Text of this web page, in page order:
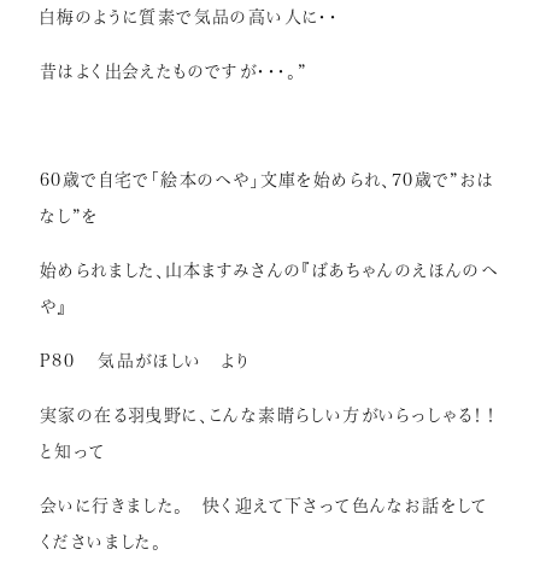
白梅のように質素で気品の高い人に・・
昔はよく出会えたものですが・・・。”
60歳で自宅で「絵本のへや」文庫を始められ、70歳で”おは
なし”を
始められました、山本ますみさんの『ばあちゃんのえほんのへ
や』
P80 気品がほしい より
実家の在る羽曳野に、こんな素晴らしい方がいらっしゃる！！
と知って
会いに行きました。 快く迎えて下さって色んなお話をして
くださいました。